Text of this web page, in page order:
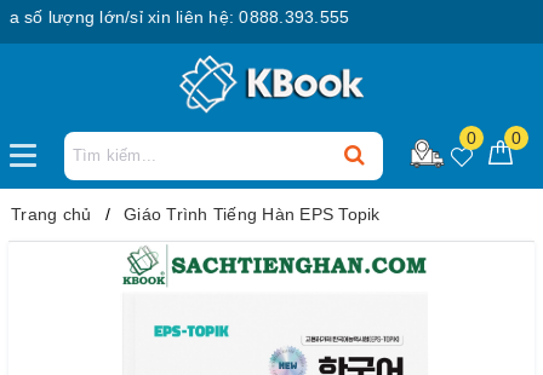
lượng lớn/sỉ xin liên hệ: 0888.393.555
0 0
Trang chủ Giáo Trình Tiếng Hàn EPS Topik